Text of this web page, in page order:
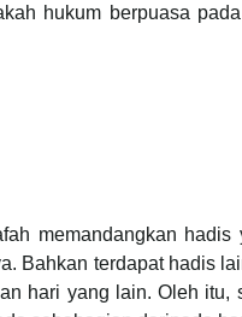
hukum berpuasa
memandangkan hadis
Bahkan terdapat hadis
hari yang lain. Oleh itu,